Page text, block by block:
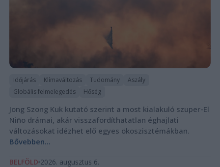
Időjárás Klímaváltozás Tudomány
Aszály
Globális felmelegedés
Hőség
Jong Szong Kuk kutató szerint a most kialakuló szuper-El
Niño drámai, akár visszafordíthatatlan éghajlati
változásokat idézhet elő egyes ökoszisztémákban.
Bővebben...
BELFÖLD 2026. augusztus 6.